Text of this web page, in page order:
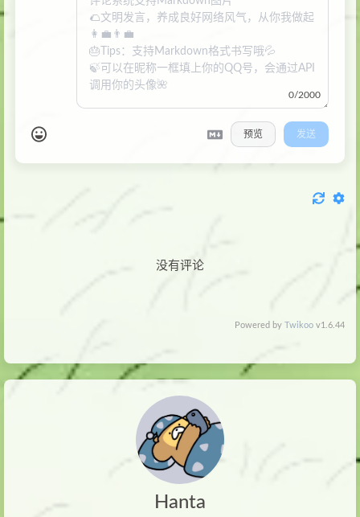
0/2000
预览 发送
没有评论
Powered by Twikoo v1.6.44
Hanta